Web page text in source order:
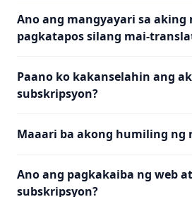
Ano ang mangyayari sa
pagkatapos silang mai-
Paano ko kakanselahin ang
subskripsyon?
Maaari ba akong humiling ng
Ano ang pagkakaiba ng web
subskripsyon?